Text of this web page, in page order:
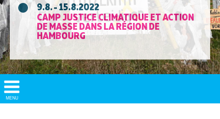
9.8. - 15.8.2022
CAMP JUSTICE CLIMATIQUE ET ACTION
DE MASSE DANS LA RÉGION DE
HAMBOURG
Show/
Hide
MENU